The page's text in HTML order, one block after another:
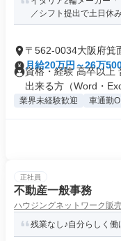
／シフト提出で土日休
〒562-0034大阪府箕
月給20万円～26万
資格・経験 高卒以上
出来る方（Word・
業界未経験歓迎 車通勤
正社員
不動産一般事務
ハウジングネットワーク販
残業なし♪自分らしく働